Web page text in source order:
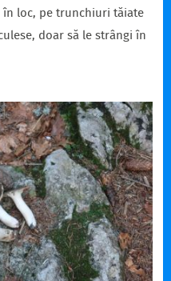
în loc, pe trunchiuri tăiate
doar să le strângi în